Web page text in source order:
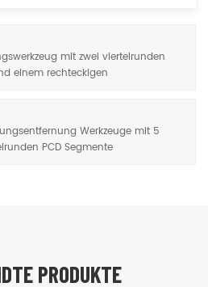
mit zwei viertelrunden
einem rechteckigen
Werkzeuge mit 5
PCD Segmente
PRODUKTE